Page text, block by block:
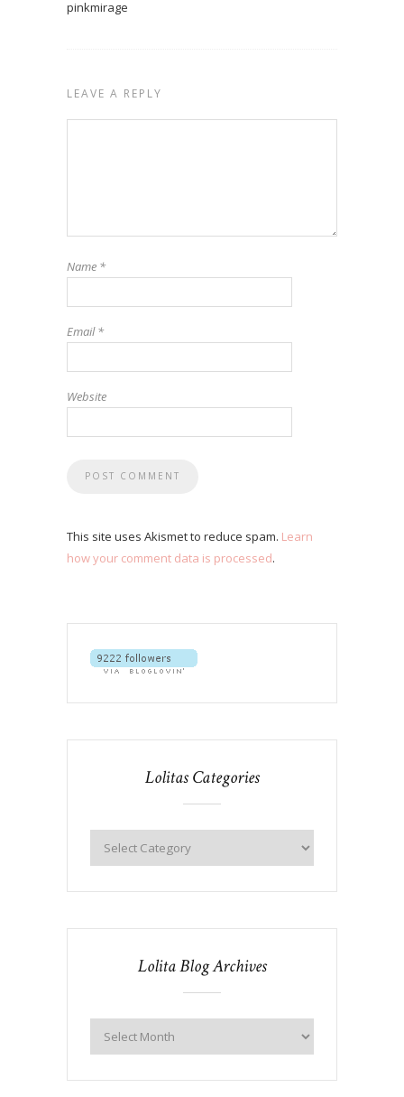
pinkmirage
LEAVE A REPLY
Name *
Email*
Website
This site uses Akismet to reduce spam. Learn
how your comment data is processed.
Lolitas Categories
Lolita Blog Archives